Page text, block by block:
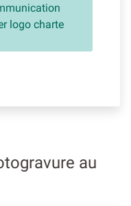
logo charte
au